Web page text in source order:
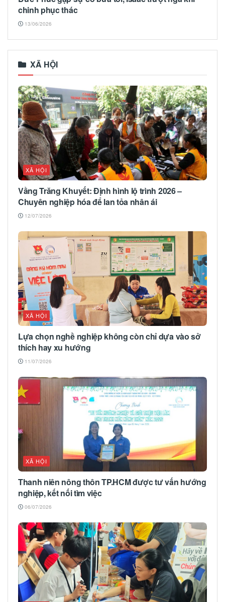
chinh phục thác
13/06/2026
XÃ HỘI
XÃ HỘI
Vầng Trăng Khuyết: Định hình lộ trình 2026 –
Chuyên nghiệp hóa để lan tỏa nhân ái
12/07/2026
XÃ HỘI
Lựa chọn nghề nghiệp không còn chỉ dựa vào sở
thích hay xu hướng
11/07/2026
XÃ HỘI
Thanh niên nông thôn TP.HCM được tư vấn hướng
nghiệp, kết nối tìm việc
06/07/2026